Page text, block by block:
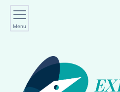
Menu